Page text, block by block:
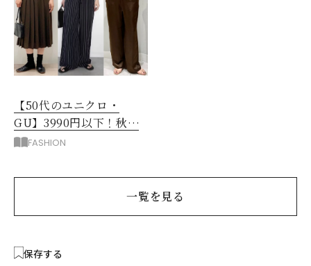
【50代のユニクロ・
GU】3990円以下！秋ま
ではける涼しげボトムス3
FASHION
一覧を見る
保存する